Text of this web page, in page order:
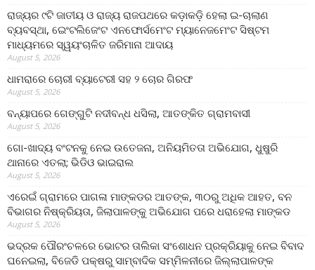
ରାଜ୍ୟର ୯ଟି ଜାତୀୟ ଓ ରାଜ୍ୟ ରାଜପଥରେ କଡ଼ାକଡ଼ି ହେଲା ଇ-ଚାଲାଣ
ବ୍ୟବସ୍ଥା, ଇେଂଟଲିଜେଂଟ ଏନଫୋର୍ସମେଂଟ ମ୍ୟାନେଜମେଂଟ ସିଷ୍ଟମ
ମାଧ୍ୟମରେ ସ୍ୱୟଂଚାଳିତ ଜରିମାନା ଆଦାୟ
August 5, 2026
ଧାମରାରେ ଚୋରୀ ବ୍ୟାଟେରୀ ସହ ୨ ଚୋର ଗିରଫ
August 5, 2026
ବନ୍ୟାପରେ ଗେଙ୍ଗୁଟି ନଦୀବନ୍ଧ ଧସିଲା, ଆତଙ୍କିତ ଗ୍ରାମବାସୀ
August 5, 2026
ଗୋ-ଖାଦ୍ୟ ବଂଟନକୁ ନେଇ ଉତେଜନା, ଅନିୟମିତତା ଅଭିଯୋଗ, ଧୁଷୁରି
ଥାନାରେ ଏତଲା; ଭିଡିଓ ଭାଇରାଲ
August 5, 2026
ଏରେଇଁ ଗ୍ରାମରେ ପାଗଳା ମାଙ୍କଡର ଆତଙ୍କ, ୩୦ରୁ ଅଧିକ ଆହତ, ବନ
ବିଭାଗର ନିଷ୍କ୍ରିୟତା, ଜିଲାପାଳଙ୍କୁ ଅଭିଯୋଗ ପରେ ଧରାହେଲା ମାଙ୍କଡ
August 5, 2026
ଭଦ୍ରକ ପୌରଂଚଳରେ ଭୋଟର ତାଲିକା ସଂଶୋଧନ ପ୍ରକ୍ରିୟାକୁ ନେଇ ବିବାଦ
ଘନେଇଲା, ବିଜେଡି ପକ୍ଷରୁ ସାମ୍ବାଦିକ ସମ୍ମିଳନୀରେ ଜିଲ୍ଲାପାଳଙ୍କ